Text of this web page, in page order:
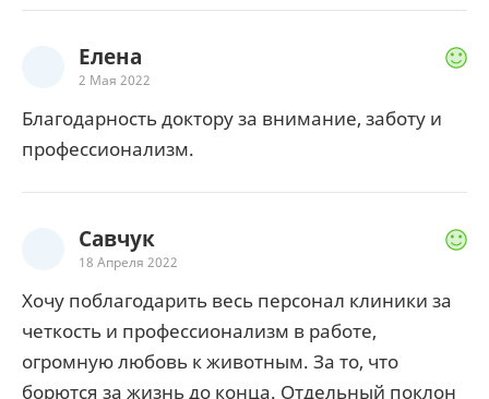
Елена
2 Мая 2022
Благодарность доктору за внимание, заботу и
профессионализм.
Савчук
18 Апреля 2022
Хочу поблагодарить весь персонал клиники за
четкость и профессионализм в работе,
огромную любовь к животным. За то, что
борются за жизнь до конца. Отдельный поклон